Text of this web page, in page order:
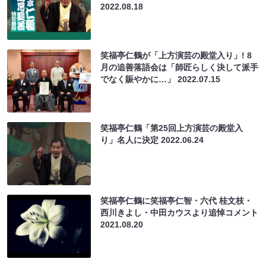
2022.08.18
笑福亭仁鶴が「上方演芸の殿堂入り」! 8
月の追善落語会は「師匠らしく決して派手
でなく賑やかに…」2022.07.15
笑福亭仁鶴「第25回上方演芸の殿堂入
り」名人に決定2022.06.24
笑福亭仁鶴に笑福亭仁智・六代 桂文枝・
西川きよし・中田カウスより追悼コメント
2021.08.20